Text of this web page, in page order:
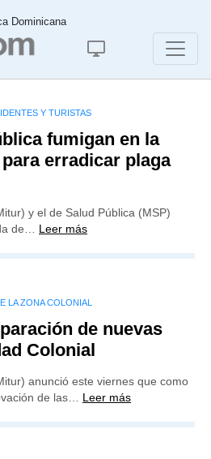
Dominicana
Y TURISTAS
fumigan en la
erradicar plaga
y el de Salud Pública (MSP)
de… Leer más
LA ZONA COLONIAL
de nuevas
Colonial
anunció este viernes que como
de las… Leer más